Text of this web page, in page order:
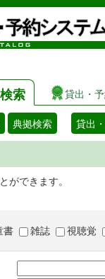
索 貸出・
典拠検索 貸出
ができます。
書 雑誌 視聴覚